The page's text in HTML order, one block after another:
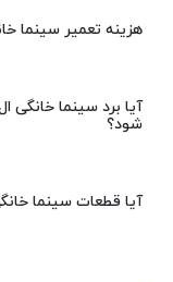
هزینه تعمیر سینما
آیا برد سینما
شود؟
آیا قطعات سینما